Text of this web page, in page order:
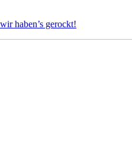
haben’s gerockt!